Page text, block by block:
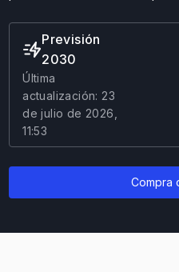
Previsión
2030
Última
actualización: 23
de julio de 2026,
11:53
Compra